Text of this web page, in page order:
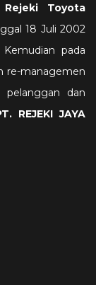
Toyota
18 Juli 2002
Kemudian pada
re-managemen
pelanggan dan
REJEKI JAYA